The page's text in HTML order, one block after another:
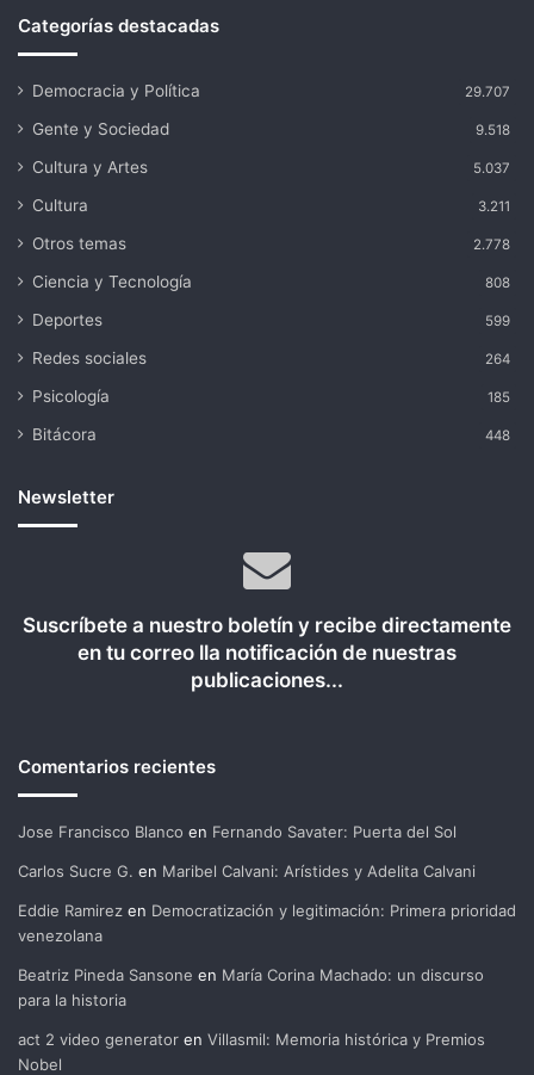
Categorías destacadas
Democracia y Política 29.707
Gente y Sociedad 9.518
Cultura y Artes 5.037
Cultura 3.211
Otros temas 2.778
Ciencia y Tecnología 808
Deportes 599
Redes sociales 264
Psicología 185
Bitácora 448
Newsletter
Suscríbete a nuestro boletín y recibe directamente
en tu correo lla notificación de nuestras
publicaciones...
Comentarios recientes
Jose Francisco Blanco en Fernando Savater: Puerta del Sol
Carlos Sucre G. en Maribel Calvani: Arístides y Adelita Calvani
Eddie Ramirez en Democratización y legitimación: Primera prioridad
venezolana
Beatriz Pineda Sansone en María Corina Machado: un discurso
para la historia
act 2 video generator en Villasmil: Memoria histórica y Premios
Nobel